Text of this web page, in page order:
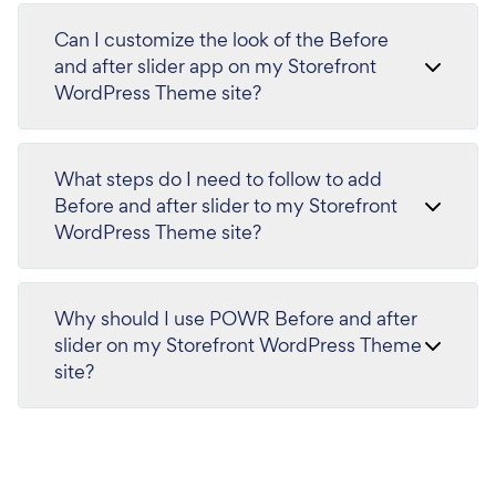
Can I customize the look of the Before
and after slider app on my Storefront
WordPress Theme site?
What steps do I need to follow to add
Before and after slider to my Storefront
WordPress Theme site?
Why should I use POWR Before and after
slider on my Storefront WordPress Theme
site?